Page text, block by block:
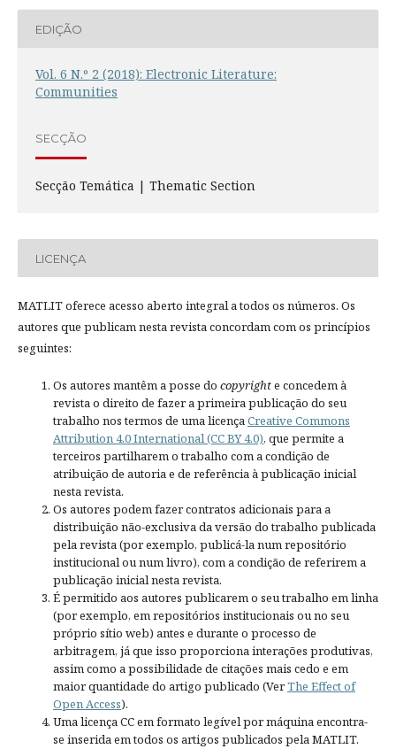
EDIÇÃO
Vol. 6 N.º 2 (2018): Electronic Literature:
Communities
SECÇÃO
Secção Temática | Thematic Section
LICENÇA
MATLIT oferece acesso aberto integral a todos os números. Os
autores que publicam nesta revista concordam com os princípios
seguintes:
Os autores mantêm a posse do copyrighte concedem à
revista o direito de fazer a primeira publicação do seu
trabalho nos termos de uma licençaCreative Commons
Attribution 4.0 International (CC BY 4.0), que permite a
terceiros partilharem o trabalho com a condição de
atribuição de autoria e de referência à publicação inicial
nesta revista.
Os autores podem fazer contratos adicionais para a
distribuição não-exclusiva da versão do trabalho publicada
pela revista (por exemplo, publicá-la num repositório
institucional ou num livro), com a condição de referirem a
publicação inicial nesta revista.
É permitido aos autores publicarem o seu trabalho em linha
(por exemplo, em repositórios institucionais ou no seu
próprio sítio web) antes e durante o processo de
arbitragem, já que isso proporciona interações produtivas,
assim como a possibilidade de citações mais cedo e em
maior quantidade do artigo publicado (VerThe Effect of
Open Access).
Uma licença CC em formato legível por máquina encontra-
se inserida em todos os artigos publicados pela MATLIT.